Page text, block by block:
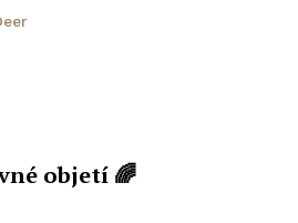
objetí 🌈